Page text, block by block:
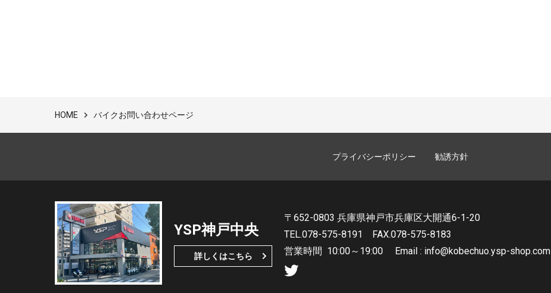
HOME バイクお問い合わせページ
プライバシーポリシー 勧誘方針
YSP神戸中央
詳しくはこちら
〒652-0803 兵庫県神戸市兵庫区大開通6-1-20
TEL.078-575-8191
FAX.078-575-8183
営業時間 10:00～19:00 Email : info@kobechuo.ysp-shop.com